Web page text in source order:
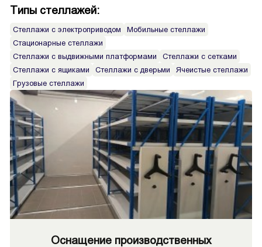
Типы стеллажей:
Стеллажи с электроприводом
Мобильные стеллажи
Стационарные стеллажи
Стеллажи с выдвижными платформами
Стеллажи с сетками
Стеллажи с ящиками
Стеллажи с дверьми
Ячеистые стеллажи
Грузовые стеллажи
Оснащение производственных